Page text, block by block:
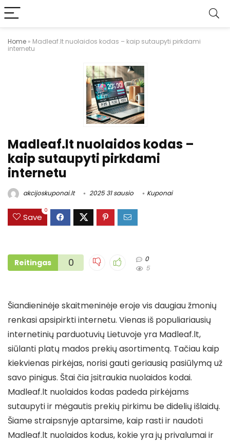
Home » Madleaf.lt nuolaidos kodas – kaip sutaupyti pirkdami
internetu
Madleaf.lt nuolaidos kodas –
kaip sutaupyti pirkdami
internetu
akcijoskuponai.lt 2025 31 sausio Kuponai
Save
0
Reitingas 0
0
5
Šiandieninėje skaitmeninėje eroje vis daugiau žmonių
renkasi apsipirkti internetu. Vienas iš populiariausių
internetinių parduotuvių Lietuvoje yra Madleaf.lt,
siūlanti platų mados prekių asortimentą. Tačiau kaip
kiekvienas pirkėjas, norisi gauti geriausią pasiūlymą už
savo pinigus. Štai čia įsitraukia nuolaidos kodai.
Madleaf.lt nuolaidos kodas padeda pirkėjams
sutaupyti ir mėgautis prekių pirkimu be didelių išlaidų.
Šiame straipsnyje aptarsime, kaip rasti ir naudoti
Madleaf.lt nuolaidos kodus, kokie yra jų privalumai ir